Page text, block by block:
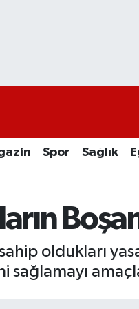
Spor Sağlık
oldukları
sağlamayı